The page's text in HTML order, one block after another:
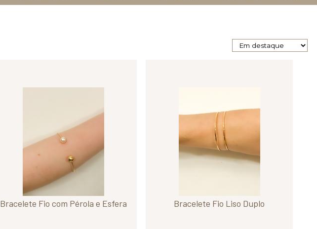
Bracelete Fio com Pérola e Esfera Bracelete Fio Liso Duplo